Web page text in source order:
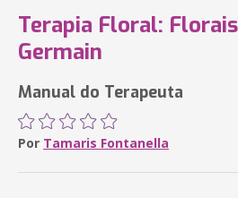
Terapia Floral:
Germain
Manual do Terapeuta
Por Tamaris Fontanella